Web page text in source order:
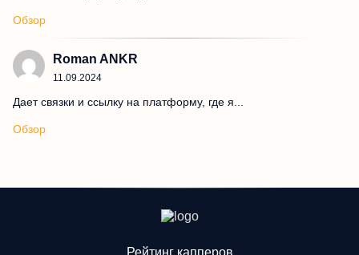
Обзор
Roman ANKR
11.09.2024
Дает связки и ссылку на платформу, где я...
Обзор
Рейтинг капперов